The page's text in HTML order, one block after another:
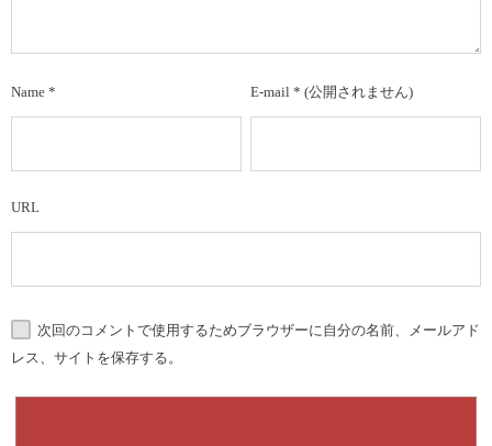
Name * E-mail * (公開されません)
URL
次回のコメントで使用するためブラウザーに自分の名前、メールアド
レス、サイトを保存する。